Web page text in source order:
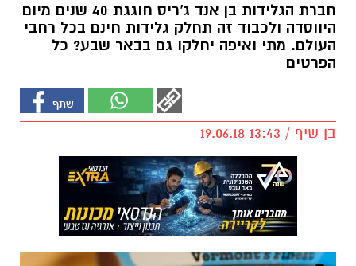
חברת הגלידות בן אנד ג'ריס חוגגת 40 שנים מיום
היווסדה ולכבוד זה תחלק גלידות חינם בכל רחבי
העולם. מתי ואיפה יחלקו גם בבאר שבע? כל
הפרטים
בן שיף / 13:43 19.06.18